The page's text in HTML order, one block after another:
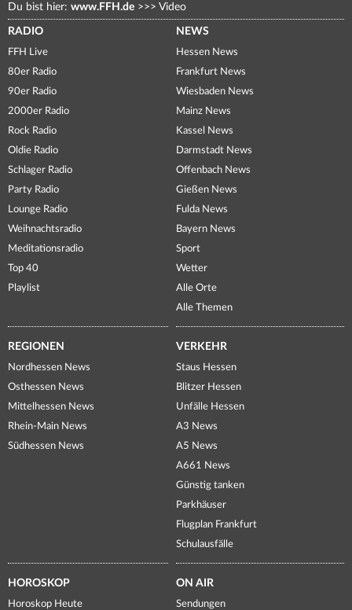
Du bist hier: www.FFH.de >>> Video
RADIO
FFH Live
80er Radio
90er Radio
2000er Radio
Rock Radio
Oldie Radio
Schlager Radio
Party Radio
Lounge Radio
Weihnachtsradio
Meditationsradio
Top 40
Playlist
NEWS
Hessen News
Frankfurt News
Wiesbaden News
Mainz News
Kassel News
Darmstadt News
Offenbach News
Gießen News
Fulda News
Bayern News
Sport
Wetter
Alle Orte
Alle Themen
REGIONEN
Nordhessen News
Osthessen News
Mittelhessen News
Rhein-Main News
Südhessen News
VERKEHR
Staus Hessen
Blitzer Hessen
Unfälle Hessen
A3 News
A5 News
A661 News
Günstig tanken
Parkhäuser
Flugplan Frankfurt
Schulausfälle
HOROSKOP
Horoskop Heute
ON AIR
Sendungen